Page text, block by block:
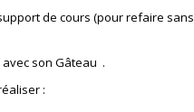
de cours (pour refaire
son Gâteau .
: